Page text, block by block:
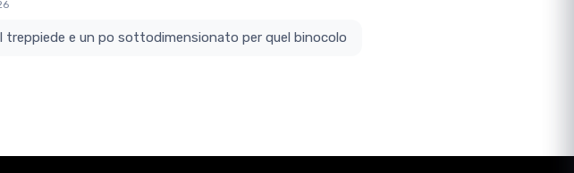
mentre il treppiede e un po sottodimensionato per quel binocolo